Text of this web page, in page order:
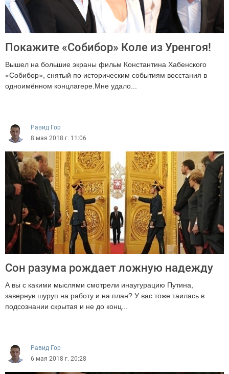
Покажите «Собибор» Коле из Уренгоя!
Вышел на большие экраны фильм Константина Хабенского
«Собибор», снятый по историческим событиям восстания в
одноимённом концлагере.Мне удало...
Равид Гор
8 мая 2018 г. 11:06
Сон разума рождает ложную надежду
А вы с какими мыслями смотрели инаугурацию Путина,
завернув шуруп на работу и на план? У вас тоже таилась в
подсознании скрытая и не до конц...
Равид Гор
6 мая 2018 г. 20:28